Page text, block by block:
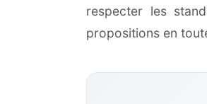
respecter les
propositions en